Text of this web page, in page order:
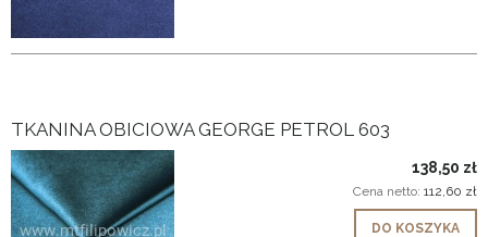
TKANINA OBICIOWA GEORGE PETROL 603
138,50 zł
Cena netto: 112,60 zł
DO KOSZYKA